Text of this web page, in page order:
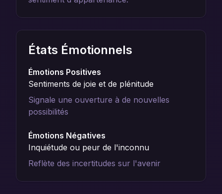
États Émotionnels
Émotions Positives
Sentiments de joie et de plénitude
Signale une ouverture à de nouvelles
possibilités
Émotions Négatives
Inquiétude ou peur de l'inconnu
Reflète des incertitudes sur l'avenir